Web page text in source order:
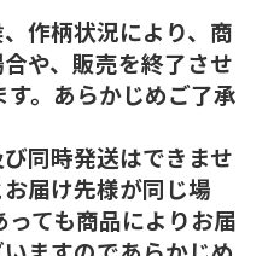
作柄状況により、商
や、販売を終了させ
。あらかじめご了承
同時発送はできませ
届け先様が同じ場
ても商品によりお届